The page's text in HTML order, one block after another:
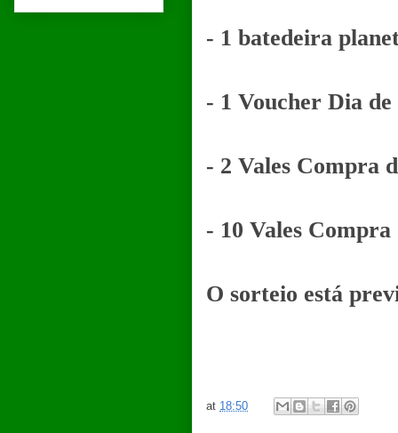
- 1 batedeira
- 1 Voucher Dia
- 2 Vales Compra
- 10 Vales Compra
O sorteio está
at 18:50